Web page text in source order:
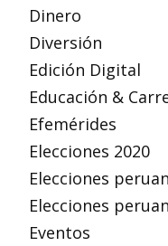
Dinero
Diversión
Edición Digital
Educación &
Efemérides
Elecciones 2020
Elecciones
Elecciones
Eventos